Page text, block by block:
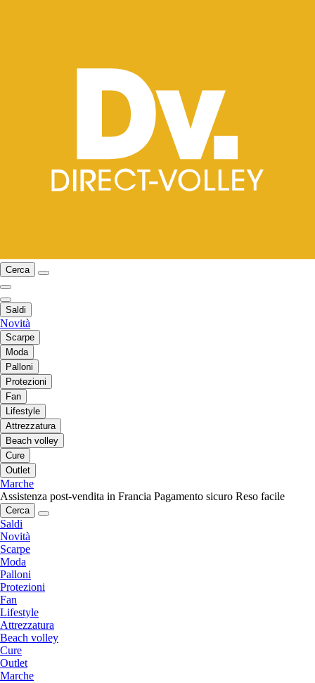
Cerca
Saldi
Novità
Scarpe
Moda
Palloni
Protezioni
Fan
Lifestyle
Attrezzatura
Beach volley
Cure
Outlet
Marche
Assistenza post-vendita in Francia Pagamento sicuro Reso facile
Cerca
Saldi
Novità
Scarpe
Moda
Palloni
Protezioni
Fan
Lifestyle
Attrezzatura
Beach volley
Cure
Outlet
Marche